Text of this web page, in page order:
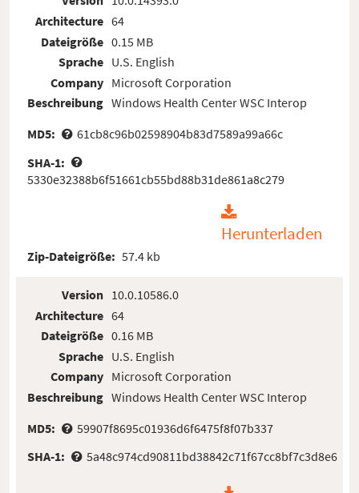
Architecture
Dateigröße
Sprache
Company
Beschreibung
64
0.15 MB
U.S. English
Microsoft Corporation
Windows Health Center WSC Interop
MD5:
61cb8c96b02598904b83d7589a99a66c
SHA-1:
5330e32388b6f51661cb55bd88b31de861a8c279
Herunterladen
Zip-Dateigröße: 57.4 kb
Version
Architecture
Dateigröße
Sprache
Company
Beschreibung
10.0.10586.0
64
0.16 MB
U.S. English
Microsoft Corporation
Windows Health Center WSC Interop
MD5:
59907f8695c01936d6f6475f8f07b337
SHA-1:
5a48c974cd90811bd38842c71f67cc8bf7c3d8e6